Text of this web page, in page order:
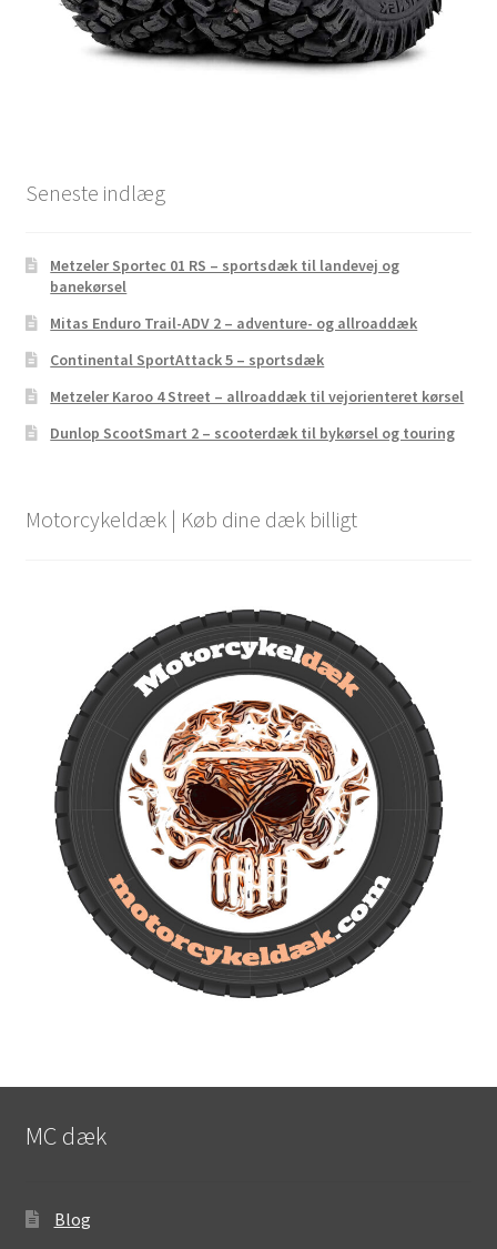
Seneste indlæg
Metzeler Sportec 01 RS – sportsdæk til landevej og
banekørsel
Mitas Enduro Trail-ADV 2 – adventure- og allroaddæk
Continental SportAttack 5 – sportsdæk
Metzeler Karoo 4 Street – allroaddæk til vejorienteret kørsel
Dunlop ScootSmart 2 – scooterdæk til bykørsel og touring
Motorcykeldæk | Køb dine dæk billigt
MC dæk
Blog